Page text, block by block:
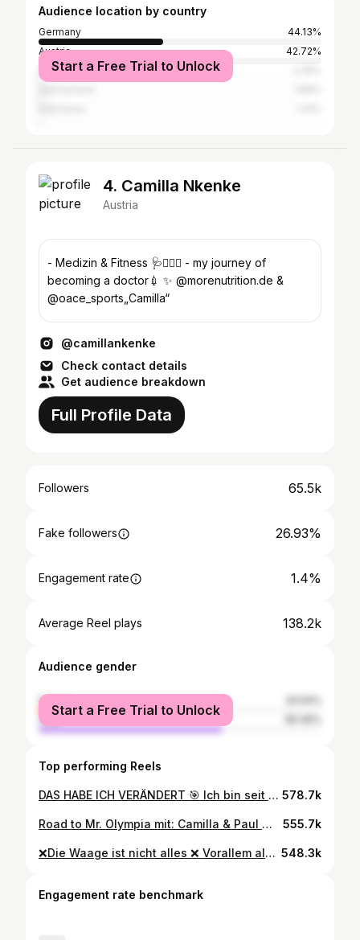
Audience location by country
Germany
44.13%
Austria
42.72%
ItalyStart a Free Trial to Unlock
4. Camilla Nkenke
Austria
- Medizin & Fitness 🩺🏋🏽‍♀️ - my journey of
becoming a doctor💉 ✨ @morenutrition.de &
@oace_sports„Camilla“
@camillankenke
Check contact details
Get audience breakdown
Full Profile Data
Followers 65.5k
Fake followers 26.93%
Engagement rate 1.4%
Average Reel plays 138.2k
Audience gender
female
male
Start a Free Trial to Unlock
Top performing Reels
DAS HABE ICH VERÄNDERT 🎯 Ich bin seit 14 Wochen im Kaloriendefizit ☺️Erst in einem geringen & dann habe ich es immer weiter gesteigert. Das WICHTIGSTE ist aber, während des Defizits genug Protein zu essen, damit du auch wirklich Fett und nicht Muskelmasse verlierst. Ich esse jeden Tag ca 2g pro kg Körpergewicht. Und auch wenn ich cardio mache, ist Krafttraining das A und O und cardio optional 🥰Intensives, progressives Krafttraining, auch wenn man im Defizit ist. So wirst du schnell Fortschritte sehen & vorallem lange durchhalten ❤️‍🔥 578.7k
Road to Mr. Olympia mit: Camilla & Paul 💪🏼 @paul_unterleitner und @camillankenke werden beide dieses Jahr zum ersten Mal beim Mr. Olympia Amateur in Vegas an den Start gehen! Während Paul schon einige Wettkämpfe in der Classic Physique absolviert hat und bereits mehrere Erfolge feiern konnte, ist Camilla noch relativ neu auf der Bühne und wird in Las Vegas ihren zweiten Wettkampf in der Bikini Klasse bestreiten! 🏆 Für beide zählt vor allem die stetige Verbesserung von Wettkampf zu Wettkampf und der Spaß auf der Bühne! Wenn ihr mehr von den beiden sehen möchtet und erfahren wollt, wie der Mr. Olympia für beide verläuft, dann bleibt die nächste Zeit unbedingt dran! 555.7k
❌Die Waage ist nicht alles ❌ Vorallem als Frau gibt es unendlich viele Faktoren die unser Gewicht beeinflussen - und Hormone sind da super wichtig. Je nachdem in welchem Teil des Zyklus man sich befindet, spürt man unterschiedliche Veränderungen…kurz vor oder während der Periode sind es bei mir oft Kraftlosigkeit, Gewichtszunahme, Wassereinlagerungen usw…dafür kannst du nichts, also gibt es keinen Grund dich zu Stressen. Einfach normal weiter machen & wenn es vorbei ist, sieht man dass man eigentlich eh mehr Fortschritte gemacht hat, als man gedacht hätte 🫶🏽 548.3k
Engagement rate benchmark